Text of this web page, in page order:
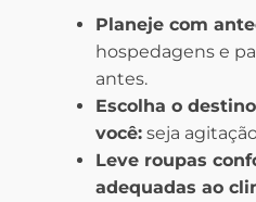
Planeje com
hospedagens e
antes.
Escolha o
você: seja
Leve roupas
adequadas ao